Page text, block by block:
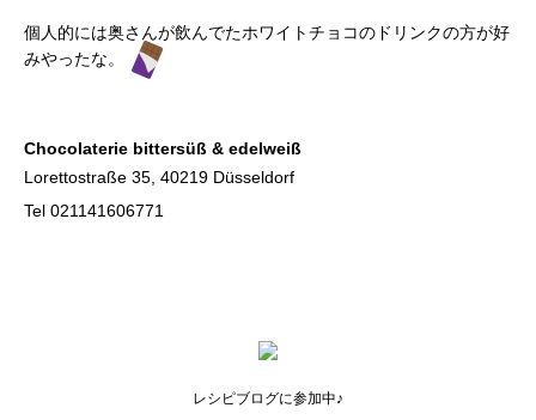
個人的には奥さんが飲んでたホワイトチョコのドリンクの方が好
みやったな。
Chocolaterie bittersüß & edelweiß
Lorettostraße 35, 40219 Düsseldorf
Tel 021141606771
レシピブログに参加中♪